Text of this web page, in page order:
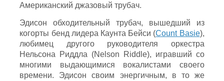
Американский джазовый трубач.
Эдисон обходительный трубач, вышедший из
когорты бенд лидера Каунта Бейси (Count Basie),
любимец другого руководителя оркестра
Нельсона Риддла (Nelson Riddle), игравший со
многими выдающимися вокалистами своего
времени. Эдисон своим энергичным, в то же